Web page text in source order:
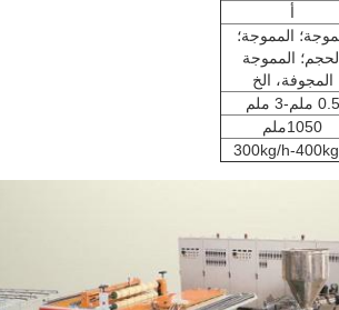
أ
المموجة؛
المموجة
المجوفة، الخ
0.5 ملم-3 ملم
1050ملم
300kg/h-